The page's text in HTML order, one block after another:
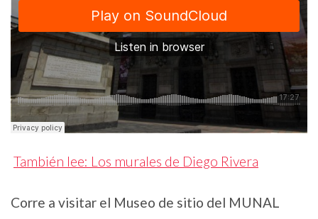
También lee: Los murales de Diego Rivera
Corre a visitar el Museo de sitio del MUNAL